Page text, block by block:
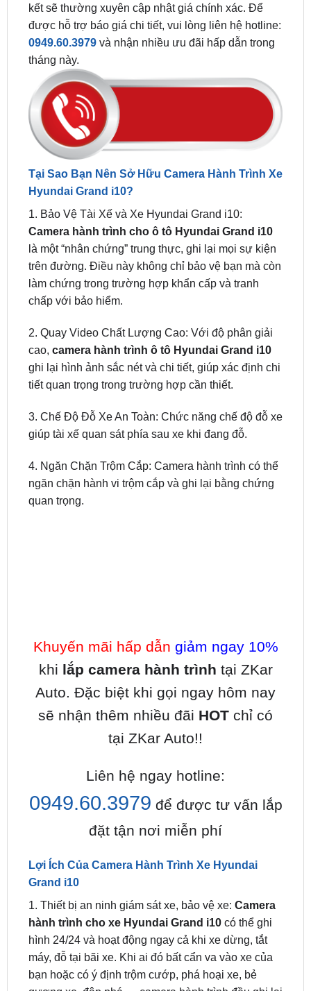
0949.60.3979 và nhận nhiều ưu đãi hấp dẫn trong
tháng này.
Tại Sao Bạn Nên Sở Hữu Camera Hành Trình Xe
Hyundai Grand i10?
1. Bảo Vệ Tài Xế và Xe Hyundai Grand i10:
Camera hành trình cho ô tô Hyundai Grand i10
là một “nhân chứng” trung thực, ghi lại mọi sự kiện
trên đường. Điều này không chỉ bảo vệ bạn mà còn
làm chứng trong trường hợp khẩn cấp và tranh
chấp với bảo hiểm.
2. Quay Video Chất Lượng Cao: Với độ phân giải
ghi lại hình ảnh sắc nét và chi tiết, giúp xác định chi
tiết quan trọng trong trường hợp cần thiết.
3. Chế Độ Đỗ Xe An Toàn: Chức năng chế độ đỗ xe
4. Ngăn Chặn Trộm Cắp: Camera hành trình có thể
quan trọng.
Auto. Đặc biệt khi gọi ngay hôm nay
sẽ nhận thêm nhiều đãiHOTchỉ có
tại ZKar Auto!!
Liên hệ ngay hotline:
0949.60.3979
để được tư vấn lắp
đặt tận nơi miễn phí
Lợi Ích Của Camera Hành Trình Xe Hyundai
1. Thiết bị an ninh giám sát xe, bảo vệ xe:Camera
hành trình cho xe Hyundai Grand i10
hình 24/24 và hoạt động ngay cả khi xe dừng, tắt
máy, đỗ tại bãi xe. Khi ai đó bất cẩn va vào xe của
bạn hoặc có ý định trộm cướp, phá hoại xe, bẻ
gương xe, đập phá,… camera hành trình đều ghi lại
được.